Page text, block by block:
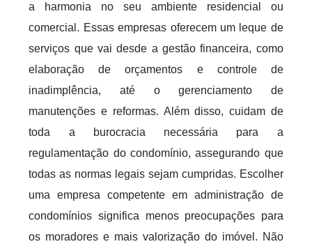
a harmonia no seu ambiente residencial ou
comercial. Essas empresas oferecem um leque de
serviços que vai desde a gestão financeira, como
elaboração de orçamentos e controle de
inadimplência, até o gerenciamento de
manutenções e reformas. Além disso, cuidam de
toda a burocracia necessária para a
regulamentação do condomínio, assegurando que
todas as normas legais sejam cumpridas. Escolher
uma empresa competente em administração de
condomínios significa menos preocupações para
os moradores e mais valorização do imóvel. Não